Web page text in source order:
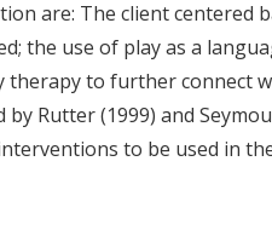
are: The client centered
the use of play as a
to further connect
Rutter (1999) and
to be used in